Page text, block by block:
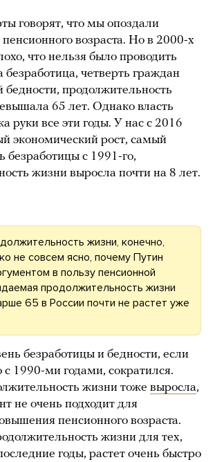
говорят, что мы опоздали
возраста. Но в 2000-х
что нельзя было проводить
четверть граждан
бедности, продолжительность
65 лет. Однако власть
руки все эти годы. У нас с 2016
экономический рост, самый
безработицы с 1991-го,
жизни выросла почти на 8 лет.
жизни, конечно,
не совсем ясно, почему Путин
в пользу пенсионной
продолжительность жизни
65 в России почти не растет уже
безработицы и бедности, если
с 1990-ми годами, сократился.
жизни тоже выросла,
не очень подходит для
пенсионного возраста.
жизни для тех,
годы, растет очень быстро